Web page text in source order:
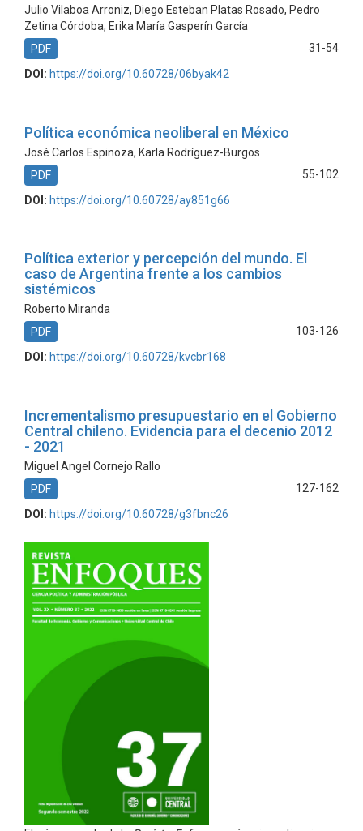
Julio Vilaboa Arroniz, Diego Esteban Platas Rosado, Pedro
Zetina Córdoba, Erika María Gasperín García
31-54
PDF
DOI: https://doi.org/10.60728/06byak42
Política económica neoliberal en México
José Carlos Espinoza, Karla Rodríguez-Burgos
55-102
PDF
DOI: https://doi.org/10.60728/ay851g66
Política exterior y percepción del mundo. El
caso de Argentina frente a los cambios
sistémicos
Roberto Miranda
103-126
PDF
DOI: https://doi.org/10.60728/kvcbr168
Incrementalismo presupuestario en el Gobierno
Central chileno. Evidencia para el decenio 2012
- 2021
Miguel Angel Cornejo Rallo
127-162
PDF
DOI: https://doi.org/10.60728/g3fbnc26